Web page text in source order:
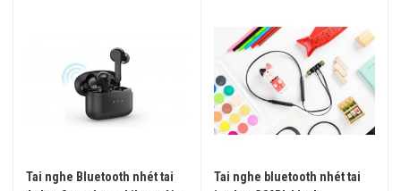
Tai nghe Bluetooth nhét tai
Tai nghe bluetooth nhét tai